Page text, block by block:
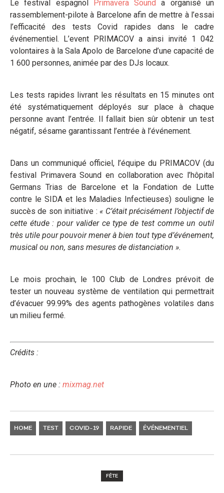
Le festival espagnol Primavera Sound
a organisé un
rassemblement-pilote à Barcelone afin de mettre à l’essai
l’efficacité des tests Covid rapides dans le cadre
événementiel. L’event PRIMACOV a ainsi invité 1 042
volontaires à la Sala Apolo de Barcelone d’une capacité de
1 600 personnes, animée par des DJs locaux.
Les tests rapides livrant les résultats en 15 minutes ont
été systématiquement déployés sur place à chaque
personne avant l’entrée. Il fallait bien sûr obtenir un test
négatif, sésame garantissant l’entrée à l’événement.
Dans un communiqué officiel, l’équipe du PRIMACOV (du
festival Primavera Sound en collaboration avec l’hôpital
Germans Trias de Barcelone et la Fondation de Lutte
contre le SIDA et les Maladies Infectieuses) souligne le
succès de son initiative : « C’était précisément l’objectif de
cette étude : pour valider ce type de test comme un outil
très utile pour pouvoir mener à bien tout type d’événement,
musical ou non, sans mesures de distanciation ».
Le mois prochain, le 100 Club de Londres prévoit de
tester un nouveau système de ventilation qui permettrait
d’évacuer 99.99% des agents pathogènes volatiles dans
un milieu fermé.
Crédits :
Photo en une : mixmag.net
HOME TEST COVID-19 RAPIDE ÉVÉNEMENTIEL
FÊTE